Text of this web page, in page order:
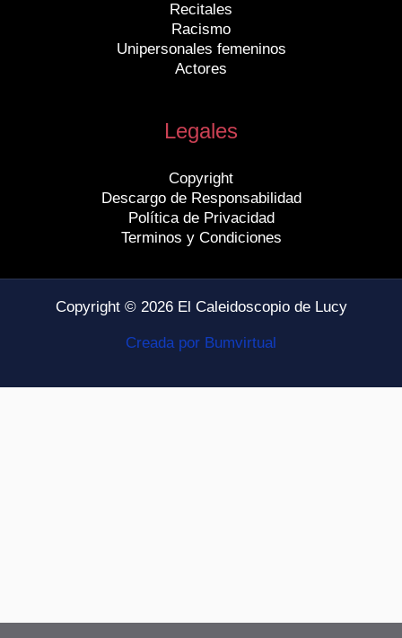
Recitales
Racismo
Unipersonales femeninos
Actores
Legales
Copyright
Descargo de Responsabilidad
Política de Privacidad
Terminos y Condiciones
Copyright © 2026 El Caleidoscopio de Lucy
Creada por Bumvirtual